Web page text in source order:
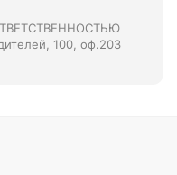
100, оф.203